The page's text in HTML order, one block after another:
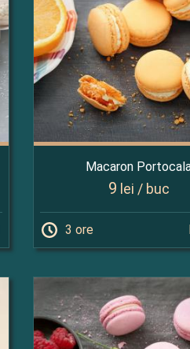
Macaron
9 lei / buc
3 ore